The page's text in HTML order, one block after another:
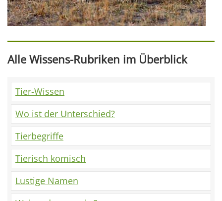
Alle Wissens-Rubriken im Überblick
Tier-Wissen
Wo ist der Unterschied?
Tierbegriffe
Tierisch komisch
Lustige Namen